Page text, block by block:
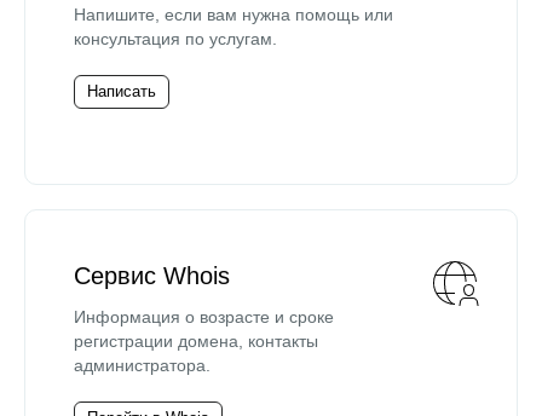
Напишите, если вам нужна помощь или
консультация по услугам.
Написать
Сервис Whois
Информация о возрасте и сроке
регистрации домена, контакты
администратора.